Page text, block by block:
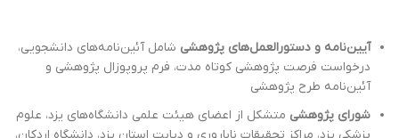
آیین‌نامه و دستورالعمل‌های پژوهشی شامل آئین‌نامه‌های دانشجویی،
درخواست فرصت پژوهشی کوتاه مدت، فرم پروپوزال پژوهشی و
آئین‌نامه طرح پژوهشی
شورای پژوهشی متشکل از اعضای هیئت علمی دانشگاه‌های یزد، علوم